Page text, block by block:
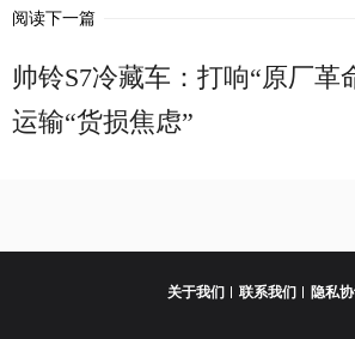
阅读下一篇
帅铃S7冷藏车：打响“原厂革
运输“货损焦虑”
关于我们 联系我们 隐私